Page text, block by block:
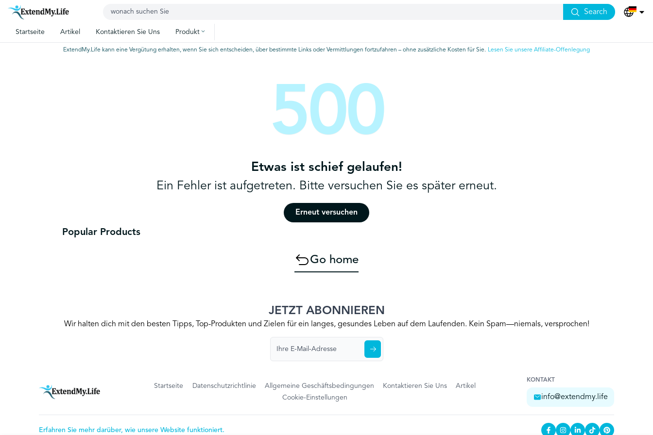
Search
Startseite Artikel Kontaktieren Sie Uns Produkt
ExtendMy.Life kann eine Vergütung erhalten, wenn Sie sich entscheiden, über bestimmte Links oder Vermittlungen fortzufahren – ohne zusätzliche Kosten für Sie. Lesen Sie unsere Affiliate-Offenlegung
500
Etwas ist schief gelaufen!
Ein Fehler ist aufgetreten. Bitte versuchen Sie es später erneut.
Erneut versuchen
Popular Products
Go home
JETZT ABONNIEREN
Wir halten dich mit den besten Tipps, Top-Produkten und Zielen für ein langes, gesundes Leben auf dem Laufenden. Kein Spam—niemals, versprochen!
Startseite Datenschutzrichtlinie Allgemeine Geschäftsbedingungen Kontaktieren Sie Uns
Artikel
Cookie-Einstellungen
KONTAKT
info@extendmy.life
Erfahren Sie mehr darüber, wie unsere Website funktioniert.